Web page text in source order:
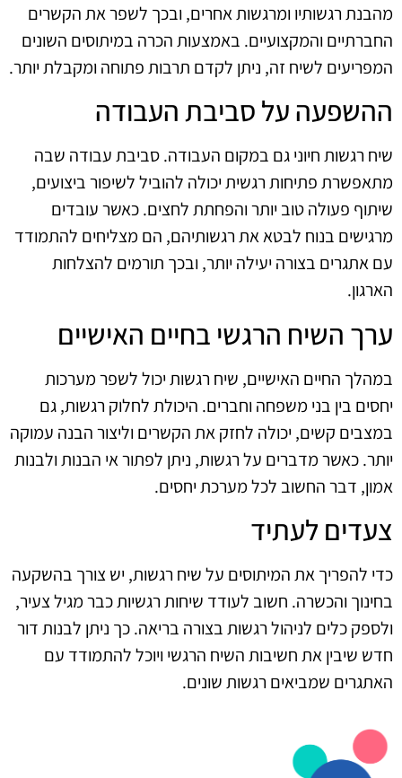
מהבנת רגשותיו ומרגשות אחרים, ובכך לשפר את הקשרים
החברתיים והמקצועיים. באמצעות הכרה במיתוסים השונים
המפריעים לשיח זה, ניתן לקדם תרבות פתוחה ומקבלת יותר.
ההשפעה על סביבת העבודה
שיח רגשות חיוני גם במקום העבודה. סביבת עבודה שבה
מתאפשרת פתיחות רגשית יכולה להוביל לשיפור ביצועים,
שיתוף פעולה טוב יותר והפחתת לחצים. כאשר עובדים
מרגישים בנוח לבטא את רגשותיהם, הם מצליחים להתמודד
עם אתגרים בצורה יעילה יותר, ובכך תורמים להצלחות
הארגון.
ערך השיח הרגשי בחיים האישיים
במהלך החיים האישיים, שיח רגשות יכול לשפר מערכות
יחסים בין בני משפחה וחברים. היכולת לחלוק רגשות, גם
במצבים קשים, יכולה לחזק את הקשרים וליצור הבנה עמוקה
יותר. כאשר מדברים על רגשות, ניתן לפתור אי הבנות ולבנות
אמון, דבר החשוב לכל מערכת יחסים.
צעדים לעתיד
כדי להפריך את המיתוסים על שיח רגשות, יש צורך בהשקעה
בחינוך והכשרה. חשוב לעודד שיחות רגשיות כבר מגיל צעיר,
ולספק כלים לניהול רגשות בצורה בריאה. כך ניתן לבנות דור
חדש שיבין את חשיבות השיח הרגשי ויוכל להתמודד עם
האתגרים שמביאים רגשות שונים.